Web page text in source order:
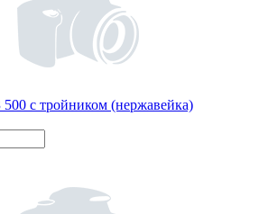
с тройником (нержавейка)